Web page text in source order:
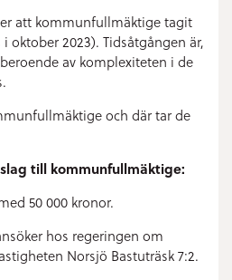
att kommunfullmäktige tagit
oktober 2023). Tidsåtgången är,
av komplexiteten i de
och där tar de
till kommunfullmäktige:
50 000 kronor.
hos regeringen om
Norsjö Bastuträsk 7:2.